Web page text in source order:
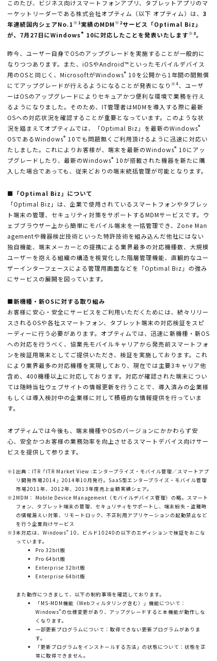
このたび、ビジネス向けスマートフォンアプリ、タブレットアプリのマ
ーケットリーダーである株式会社オプティム（以下 オプティム）は、 3
年連続国内シェアNo.1 ※1実績のMDM ※2サービス「Optimal Biz」
が、7月27日にWindows® 10に対応したことを発表いたします※3。
昨今、ユーザー自身でOSのアップグレードを実施することが一般的に
なりつつあります。また、iOSやAndroid™といったモバイルデバイス
用のOSと同じく、MicrosoftがWindows® 10を公開から1年間の間無償
にてアップグレードが行えるようになることが発表になり ※4、ユーザ
ーはOSのアップグレードによりセキュアかつ便利な環境で業務を行え
るようになりました。そのため、IT管理者はMDMを導入する際に最新
OSへの対応状況を確認することが重要となっています。このような状
況を踏まえてオプティムでは、「Optimal Biz」を最新のWindows®
OSであるWindows® 10でも問題無くご利用頂けるように迅速に対応い
たしました。これによりお客様が、端末を最新のWindows® 10にアッ
プグレードしたり、最新のWindows® 10が搭載された機器を新たに購
入した場合であっても、従来どおりの端末統括管理が可能となります。
■「Optimal Biz」について
「Optimal Biz」は、企業で使用されているスマートフォンやタブレッ
ト端末の管理、セキュリティ対策をサポートするMDMサービスです。ウ
ェブブラウザー上から簡単にモバイル端末を一括管理でき、Zone Man
agementや機器検出技術といった特許技術を組み込んだ他社にはない
独自機能、端末メーカーとの提携による業界最多の対応機種数、大規模
ユーザーを抱える組織の構造を視覚化した階層管理機能、直観的なユー
ザーインターフェースによる管理用画面などを「Optimal Biz」の強み
にサービスの展開を図っています。
■新機種・新OSに対する取り組み
お客様に安心・安全にサービスをご利用いただくためには、続々リリー
スされるOSや各社スマートフォン、タブレット端末の対応検証をスピ
ーディーに行う必要があります。オプティムでは、迅速に新機種・新OS
への対応を行うべく、協業先モバイルキャリアから発売前スマートフォ
ンを検証用端末としてご提供いただき、検証を実施しております。これ
により業界最多の対応機種を実現しており、現在では主要3キャリア他
含め、400機種以上に対応しております。対応が確認された端末につい
ては随時当社ウェブサイトの情報更新を行うことで、導入済みの企業様
もしくは導入検討中の企業様に対して積極的な情報提供を行っていま
す。
オプティムでは今後も、端末機種やOSのバージョンにかかわらず安
心、安全かつお客様の業務効率を向上させるスマートデバイス向けサー
ビスを提供して参ります。
※1 出典：ITR「ITR Market View :エンタープライズ・モバイル管理／スマートアプ
リ開発市場2014」2014年10月発行。SaaS型エンタープライズ・モバイル管理
市場2011年、2012年、2013年度売上金額実績シェア。
※2 MDM： Mobile Device Management（モバイルデバイス管理）の略。スマート
フォン、タブレット端末の管理、セキュリティをサポートし、端末紛失・盗難時
の情報漏えい対策、リモートロック、不正利用アプリケーションの起動禁止など
を行う企業向けサービス
※3本対応は、Windows® 10、ビルド10240の以下のエディションで検証をおこな
っています。
Pro 32bit版
Pro 64bit版
Enterprise 32bit版
Enterprise 64bit版
また動作につきまして、以下の制約事項を確認しております。
「MS-MDM機能（Webフィルタリング含む）」機能について：
Windows®の仕様変更があり、アップグレードすると本機能が動作しな
くなります。
一部更新プログラムについて：取得できない更新プログラムがありま
す。
「更新プログラムをインストールする方法」の状態について：状態を正
常に取得できません。